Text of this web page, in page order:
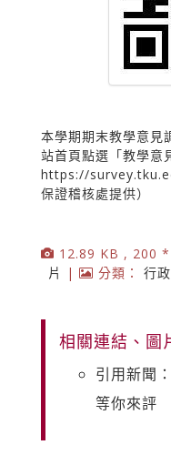
本學期期末教學意見
站首頁點選「教學意
https://
保證稽核處提供）
12.89 KB , 200
片
| 分類： 行政
相關連結、圖
引用新聞
等你來評